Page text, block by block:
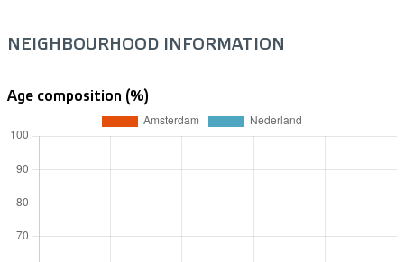
NEIGHBOURHOOD INFORMATION
Age composition (%)